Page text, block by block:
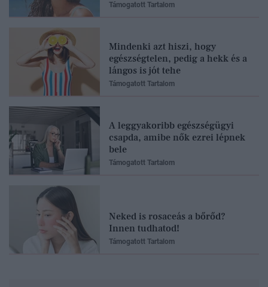
Támogatott Tartalom
Mindenki azt hiszi, hogy
egészségtelen, pedig a hekk és a
lángos is jót tehe
Támogatott Tartalom
A leggyakoribb egészségügyi
csapda, amibe nők ezrei lépnek
bele
Támogatott Tartalom
Neked is rosaceás a bőrőd?
Innen tudhatod!
Támogatott Tartalom